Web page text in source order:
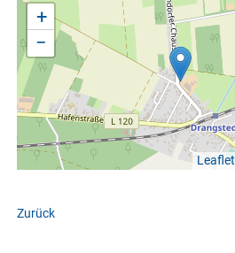
+
−
Leaflet
Zurück